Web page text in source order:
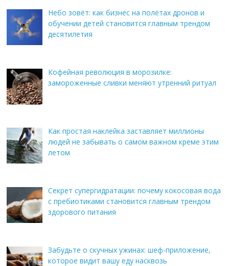
Небо зовёт: как бизнес на полётах дронов и
обучении детей становится главным трендом
десятилетия
Кофейная революция в морозилке:
замороженные сливки меняют утренний ритуал
Как простая наклейка заставляет миллионы
людей не забывать о самом важном креме этим
летом
Секрет супергидратации: почему кокосовая вода
с пребиотиками становится главным трендом
здорового питания
Забудьте о скучных ужинах: шеф-приложение,
которое видит вашу еду насквозь